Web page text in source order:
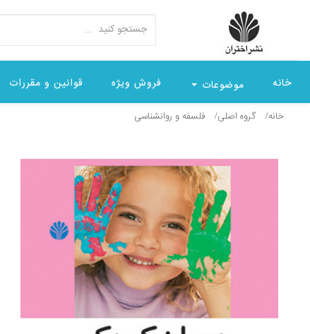
خانه موضوعات فروش ویژه قوانین و مقررات
خانه گروه اصلی فلسفه و روانشناسی